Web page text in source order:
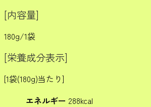
[内容量]
180g/1袋
[栄養成分表示]
[1袋(180g)当たり]
エネルギー 288kcal